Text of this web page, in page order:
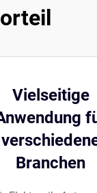
Vielseitige
Branchen